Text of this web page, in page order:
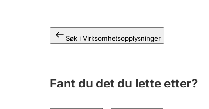
Søk i Virksomhetsopplysninger
Fant du det du lette etter?